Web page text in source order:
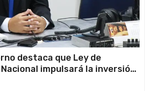
destaca que Ley de
impulsará la inversión